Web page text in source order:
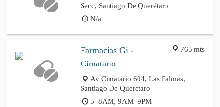
Secc, Santiago De Querétaro
N/a
765 mts
Farmacias Gi -
Cimatario
Av Cimatario 604, Las Palmas,
Santiago De Querétaro
5–8AM, 9AM–9PM